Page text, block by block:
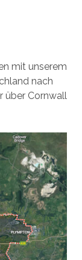
mit unserem
nach
über Cornwall